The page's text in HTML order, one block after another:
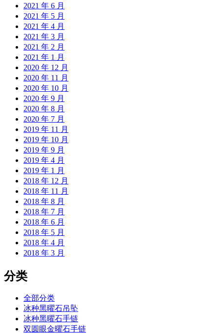
2021 年 6 月
2021 年 5 月
2021 年 4 月
2021 年 3 月
2021 年 2 月
2021 年 1 月
2020 年 12 月
2020 年 11 月
2020 年 10 月
2020 年 9 月
2020 年 8 月
2020 年 7 月
2019 年 11 月
2019 年 10 月
2019 年 9 月
2019 年 4 月
2019 年 1 月
2018 年 12 月
2018 年 11 月
2018 年 8 月
2018 年 7 月
2018 年 6 月
2018 年 5 月
2018 年 4 月
2018 年 3 月
分类
全部分类
冰种黑曜石吊坠
冰种黑曜石手链
双圆眼金曜石手链